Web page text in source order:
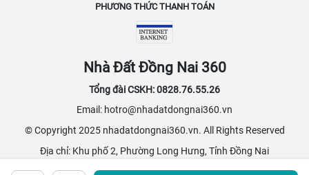
PHƯƠNG THỨC THANH TOÁN
Nhà Đất Đồng Nai 360
Tổng đài CSKH: 0828.76.55.26
Email: hotro@nhadatdongnai360.vn
© Copyright 2025 nhadatdongnai360.vn. All Rights Reserved
Địa chỉ: Khu phố 2, Phường Long Hưng, Tỉnh Đồng Nai